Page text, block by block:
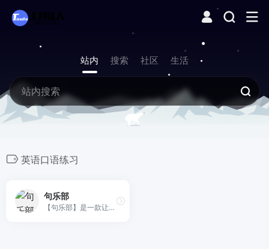
站内 搜索 社区 生活
英语口语练习
句乐部
【句乐部】是一款让你上瘾的英语学习App，通过游戏化闯关、独创长句拆解与海量重复练习，助你快速掌握核心词汇、流利口语和地道表达。告别枯燥死记硬背，无论中小学、四六级、考研雅思还是商务英语，都能在这里找到高效提升的乐趣！